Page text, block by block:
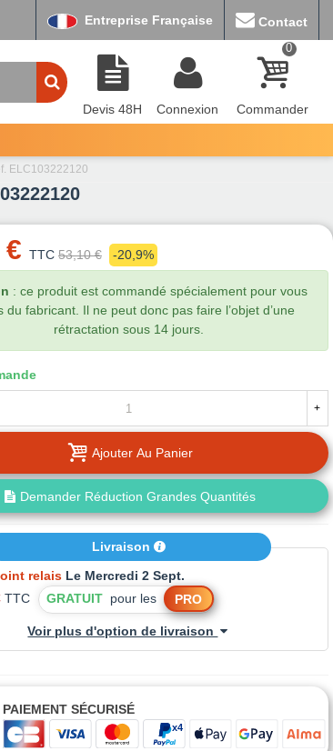
Entreprise Française Contact
Devis 48H Connexion
0
Commander
ELC103222120
€ TTC 53,10 € -20,9%
: ce produit est commandé spécialement pour vous
du fabricant. Il ne peut donc pas faire l’objet d’une
rétractation sous 14 jours.
+
Ajouter Au Panier
Demander Réduction Grandes Quantités
Livraison
relais Le Mercredi 2 Sept.
TTC GRATUITpour les PRO
Voir plus d'option de livraison
PAIEMENT SÉCURISÉ